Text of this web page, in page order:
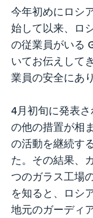
今年初めにロシ
始して以来、ロ
の従業員がいる
いてお伝えして
業員の安全にあ
4月初旬に発表
の他の措置が相
の活動を継続す
た。その結果、
つのガラス工場
を知ると、ロシ
地元のガーディ